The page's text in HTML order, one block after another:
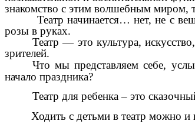
знакомство с этим волшебным миром,
Театр начинается… нет, не с
розы в руках.
Театр — это культура,
зрителей.
Что мы представляем себе,
начало праздника?
Театр для ребенка – это
Ходить с детьми в театр можно и